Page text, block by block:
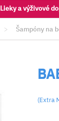
Lieky a výživové
> Šampóny na
(Extra